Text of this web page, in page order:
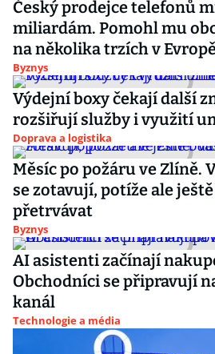
Český prodejce telefonů
miliardám. Pomohl mu
na několika trzích v
Byznys
Výdejní boxy čekají další
rozšiřují služby i využití
Doprava a logistika
Měsíc po požáru ve Zlíně.
se zotavují, potíže ale
přetrvávat
Byznys
AI asistenti začínají
Obchodníci se připravují
kanál
Technologie a média